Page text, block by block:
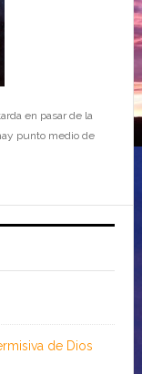
en pasar de la
punto medio de
de Dios